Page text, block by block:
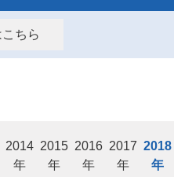
ちら
2014
年
2015
年
2016
年
2017
年
2018
年